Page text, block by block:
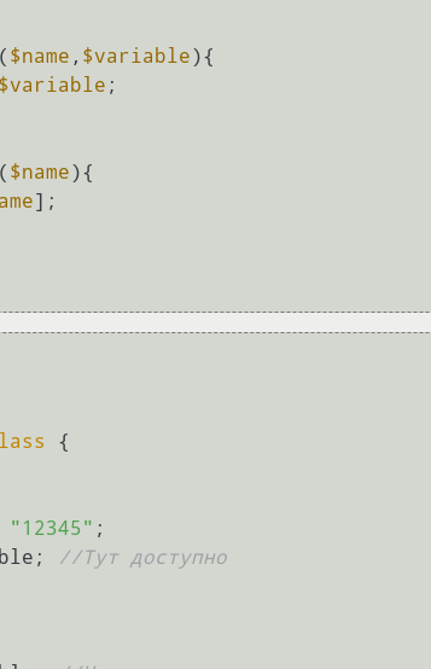
( $name , $variable){
$variable ;
( $name){
];
{
"12345" ;
//Тут доступно